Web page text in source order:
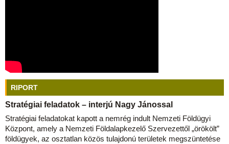
RIPORT
Stratégiai feladatok – interjú Nagy Jánossal
Stratégiai feladatokat kapott a nemrég indult Nemzeti Földügyi
Központ, amely a Nemzeti Földalapkezelő Szervezettől „örökölt”
földügyek, az osztatlan közös tulajdonú területek megszüntetése